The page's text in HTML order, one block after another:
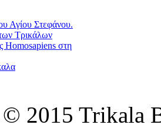
Αγίου Στεφάνου.
Τρικάλων
Homosapiens στη
2015 Trikala